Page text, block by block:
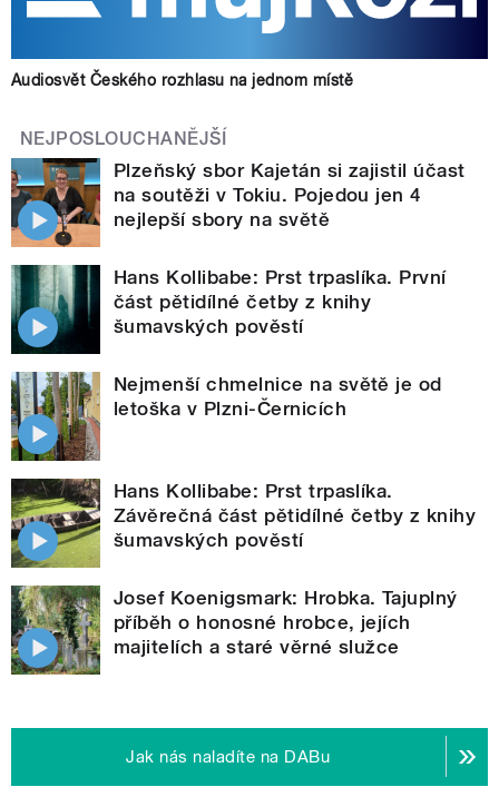
Audiosvět Českého rozhlasu na jednom místě
NEJPOSLOUCHANĚJŠÍ
Plzeňský sbor Kajetán si zajistil účast
na soutěži v Tokiu. Pojedou jen 4
nejlepší sbory na světě
Hans Kollibabe: Prst trpaslíka. První
část pětidílné četby z knihy
šumavských pověstí
Nejmenší chmelnice na světě je od
letoška v Plzni-Černicích
Hans Kollibabe: Prst trpaslíka.
Závěrečná část pětidílné četby z knihy
šumavských pověstí
Josef Koenigsmark: Hrobka. Tajuplný
příběh o honosné hrobce, jejích
majitelích a staré věrné služce
Jak nás naladíte na DABu